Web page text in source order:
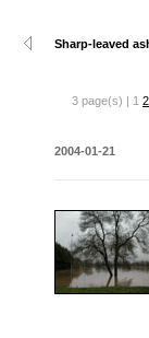
Sharp-leaved
3 page(s) | 1 2
2004-01-21